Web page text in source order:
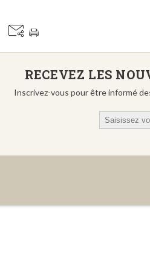
RECEVEZ LES
Inscrivez-vous pour être informé
Email